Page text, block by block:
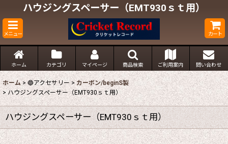
ハウジングスペーサー（EMT930ｓｔ用）
メニュー カート
ホーム カテゴリ マイページ 商品検索 ご利用案内 問い合わせ
ホーム > 🔵アクセサリー > カーボン/beginS製
> ハウジングスペーサー（EMT930ｓｔ用）
ハウジングスペーサー（EMT930ｓｔ用）